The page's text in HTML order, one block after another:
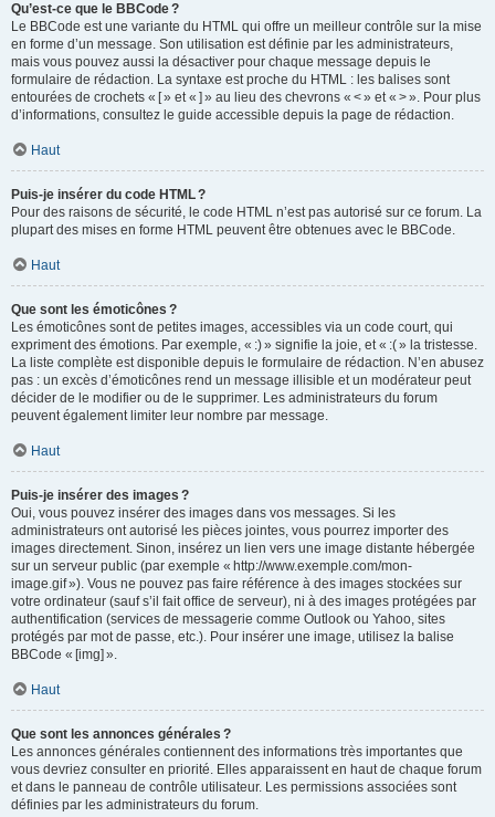
Qu’est-ce que le BBCode ?
Le BBCode est une variante du HTML qui offre un meilleur contrôle sur la mise
en forme d’un message. Son utilisation est définie par les administrateurs,
mais vous pouvez aussi la désactiver pour chaque message depuis le
formulaire de rédaction. La syntaxe est proche du HTML : les balises sont
entourées de crochets « [ » et « ] » au lieu des chevrons « < » et « > ». Pour plus
d’informations, consultez le guide accessible depuis la page de rédaction.
Haut
Puis-je insérer du code HTML ?
Pour des raisons de sécurité, le code HTML n’est pas autorisé sur ce forum. La
plupart des mises en forme HTML peuvent être obtenues avec le BBCode.
Haut
Que sont les émoticônes ?
Les émoticônes sont de petites images, accessibles via un code court, qui
expriment des émotions. Par exemple, « :) » signifie la joie, et « :( » la tristesse.
La liste complète est disponible depuis le formulaire de rédaction. N’en abusez
pas : un excès d’émoticônes rend un message illisible et un modérateur peut
décider de le modifier ou de le supprimer. Les administrateurs du forum
peuvent également limiter leur nombre par message.
Haut
Puis-je insérer des images ?
Oui, vous pouvez insérer des images dans vos messages. Si les
administrateurs ont autorisé les pièces jointes, vous pourrez importer des
images directement. Sinon, insérez un lien vers une image distante hébergée
sur un serveur public (par exemple « http://www.exemple.com/mon-
image.gif »). Vous ne pouvez pas faire référence à des images stockées sur
votre ordinateur (sauf s’il fait office de serveur), ni à des images protégées par
authentification (services de messagerie comme Outlook ou Yahoo, sites
protégés par mot de passe, etc.). Pour insérer une image, utilisez la balise
BBCode « [img] ».
Haut
Que sont les annonces générales ?
Les annonces générales contiennent des informations très importantes que
vous devriez consulter en priorité. Elles apparaissent en haut de chaque forum
et dans le panneau de contrôle utilisateur. Les permissions associées sont
définies par les administrateurs du forum.